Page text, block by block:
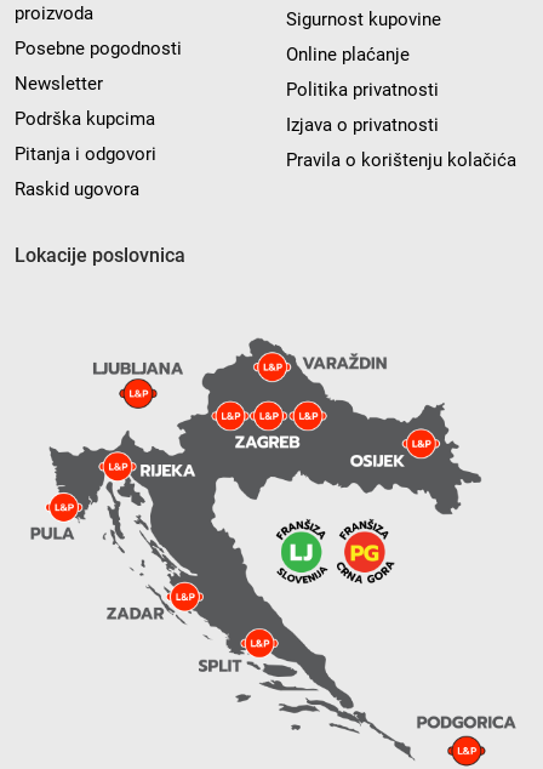
proizvoda
Posebne pogodnosti
Newsletter
Podrška kupcima
Pitanja i odgovori
Raskid ugovora
Sigurnost kupovine
Online plaćanje
Politika privatnosti
Izjava o privatnosti
Pravila o korištenju kolačića
Lokacije poslovnica